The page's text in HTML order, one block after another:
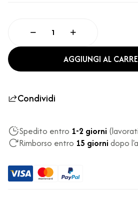
AGGIUNGI AL
Condividi
Spedito entro 1-2 giorni
Rimborso entro 15 giorni dopo